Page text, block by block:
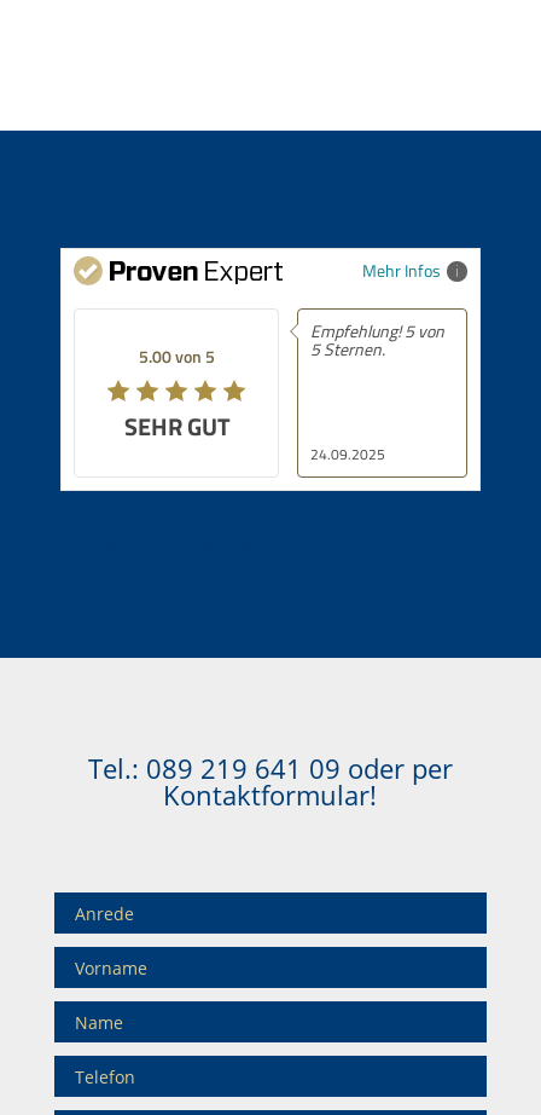
Mehr Infos
5.00 von 5
SEHR GUT
24.09.2025
Empfehlung! 5 von
5 Sternen.
Tel.: 089 219 641 09 oder per
Kontaktformular!